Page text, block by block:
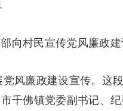
向村民宣传党风廉政
风廉政建设宣传。这
千佛镇党委副书记、